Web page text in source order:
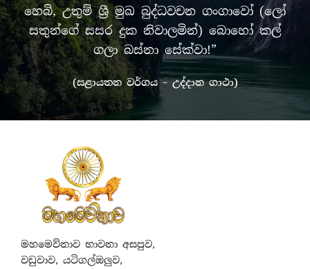
හෙබි, උතුම් ශ්‍රී මුඛ බුද්ධවචන ගංගාවෝ (ලෝ
සතුන්ගේ සසර දුක නිවාලමින්) බොහෝ කල්
ගලා බස්නා සේක්වා!”
(සළායතන වර්ගය – උද්දාන ගාථා)
මහමෙව්නාව භාවනා අසපුව,
වඩුවාව, යටිගල්ඔලුව,